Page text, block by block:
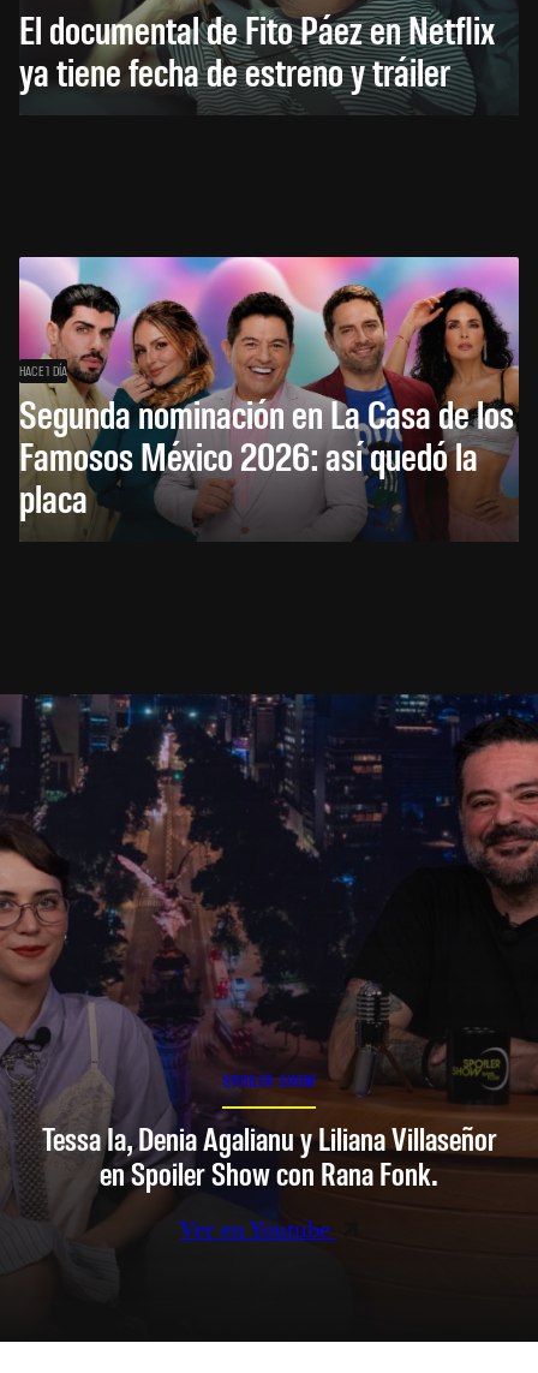
El documental de Fito Páez en Netflix
ya tiene fecha de estreno y tráiler
HACE 1 DÍA
Segunda nominación en La Casa de los
Famosos México 2026: así quedó la
placa
SPOILER SHOW
Tessa Ia, Denia Agalianu y Liliana Villaseñor
en Spoiler Show con Rana Fonk.
Ver en Youtube